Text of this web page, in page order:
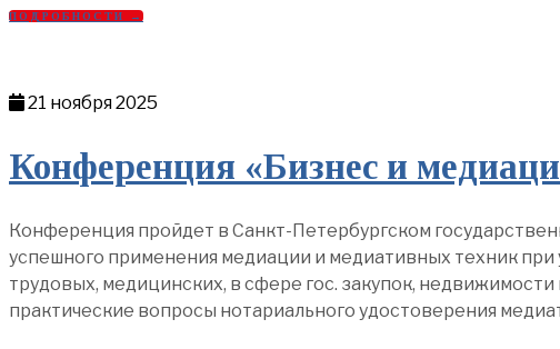
ПОДРОБНОСТИ →
21 ноября 2025
Конференция «Бизнес и
Конференция пройдет в Санкт-Петербургском
успешного применения медиации и медиативных техник при
трудовых, медицинских, в сфере гос. закупок,
практические вопросы нотариального удостоверения